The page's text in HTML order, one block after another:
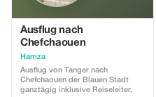
Ausflug nach
Chefchaouen
Hamza
Ausflug von Tanger nach
Chefchaouen der Blauen Stadt
ganztägig inklusive Reiseleiter.